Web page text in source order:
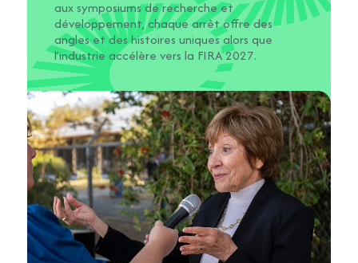
aux symposiums de recherche et
développement, chaque arrêt offre des
angles et des histoires uniques alors que
l’industrie accélère vers la FIRA 2027.